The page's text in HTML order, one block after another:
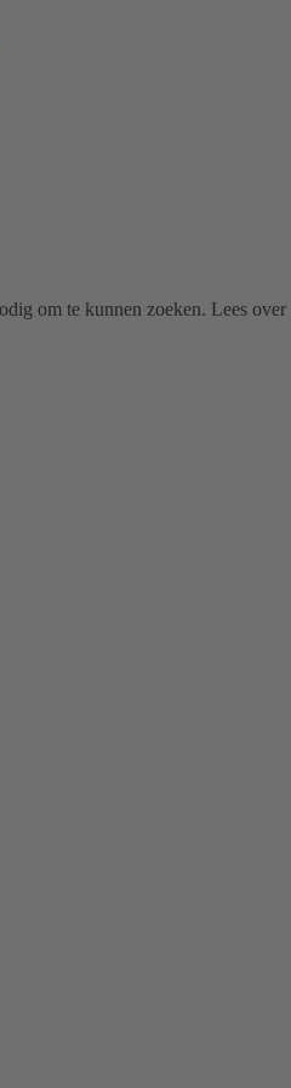
om te kunnen zoeken. Lees